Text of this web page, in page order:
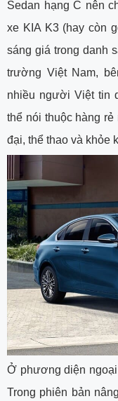
Sedan hạng C nên
xe KIA K3 (hay còn
sáng giá trong danh
trường Việt Nam,
nhiều người Việt tin
thể nói thuộc hàng
đại, thể thao và khỏe
Ở phương diện
Trong phiên bản